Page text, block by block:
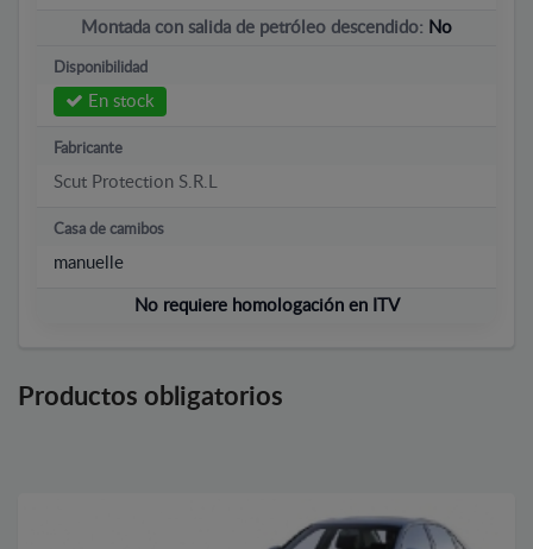
Montada con salida de petróleo descendido: No
Disponibilidad
En stock
Fabricante
Scut Protection S.R.L
Casa de camibos
manuelle
No requiere homologación en ITV
Productos obligatorios